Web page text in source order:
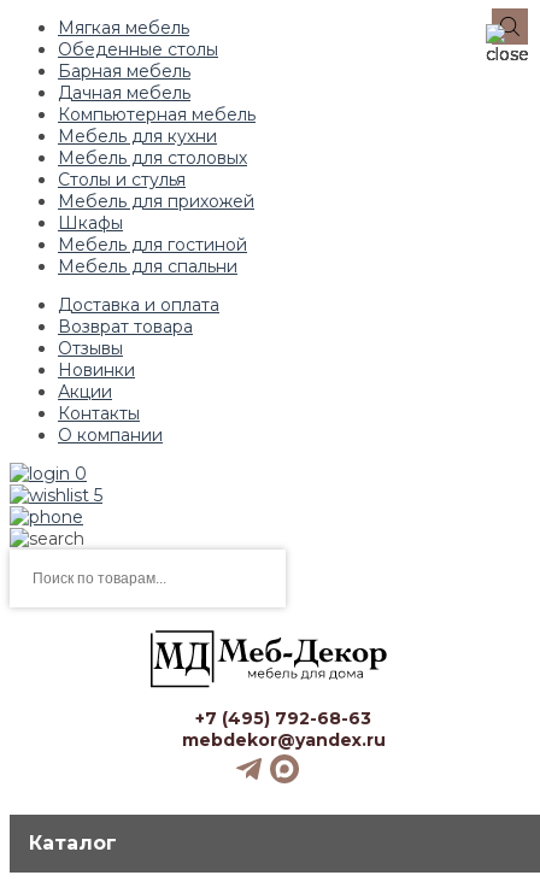
Мягкая мебель
Обеденные столы
Барная мебель
Дачная мебель
Компьютерная мебель
Мебель для кухни
Мебель для столовых
Столы и стулья
Мебель для прихожей
Шкафы
Мебель для гостиной
Мебель для спальни
Доставка и оплата
Возврат товара
Отзывы
Новинки
Акции
Контакты
О компании
0
5
товаров
+7 (495) 792-68-63
mebdekor@yandex.ru
Каталог